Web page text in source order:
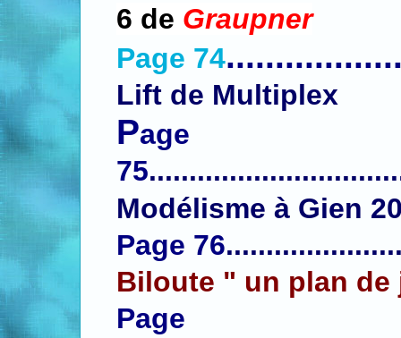
6 de Graupner
Page 74
Lift de Multiplex
Page
75
Modélisme à Gien
Page 76
Biloute " un plan de
Page